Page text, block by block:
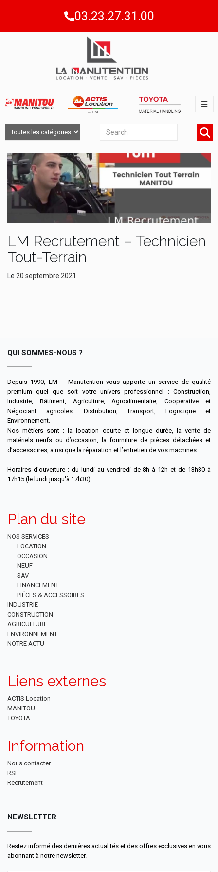
03.23.27.31.00
LM Recrutement – Technicien
Tout-Terrain
Le 20 septembre 2021
QUI SOMMES-NOUS ?
Depuis 1990, LM – Manutention vous apporte un service de qualité
premium quel que soit votre univers professionnel : Construction,
Industrie, Bâtiment, Agriculture, Agroalimentaire, Coopérative et
Négociant agricoles, Distribution, Transport, Logistique et
Environnement.
Nos métiers sont : la location courte et longue durée, la vente de
matériels neufs ou d’occasion, la fourniture de pièces détachées et
d’accessoires, ainsi que la réparation et l’entretien de vos machines.
Horaires d'ouverture : du lundi au vendredi de 8h à 12h et de 13h30 à
17h15 (le lundi jusqu'à 17h30)
Plan du site
NOS SERVICES
LOCATION
OCCASION
NEUF
SAV
FINANCEMENT
PIÉCES & ACCESSOIRES
INDUSTRIE
CONSTRUCTION
AGRICULTURE
ENVIRONNEMENT
NOTRE ACTU
Liens externes
ACTIS Location
MANITOU
TOYOTA
Information
Nous contacter
RSE
Recrutement
NEWSLETTER
Restez informé des dernières actualités et des offres exclusives en vous
abonnant à notre newsletter.